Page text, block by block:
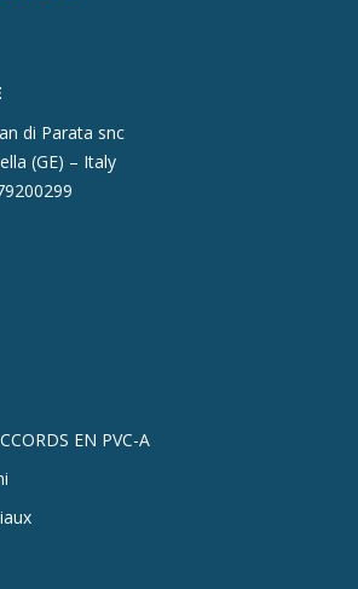
di Parata snc
(GE) – Italy
EN PVC-A